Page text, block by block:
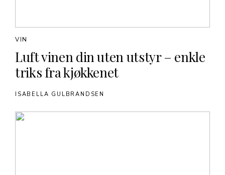
Luft vinen din uten utstyr – enkle
triks fra kjøkkenet
VIN
ISABELLA GULBRANDSEN